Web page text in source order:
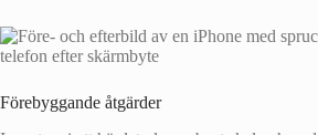
Förebyggande åtgärder